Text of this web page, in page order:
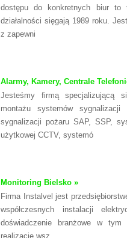
dostępu do konkretnych biur to
działalności sięgają 1989 roku.
z zapewni
Alarmy, Kamery, Centrale
Jesteśmy firmą specjalizującą
montażu systemów
sygnalizacji pożaru SAP, SSP,
użytkowej CCTV, systemó
Monitoring Bielsko »
Firma Instalvel jest
współczesnych instalacji
doświadczenie branżowe w tym
realizację wsz